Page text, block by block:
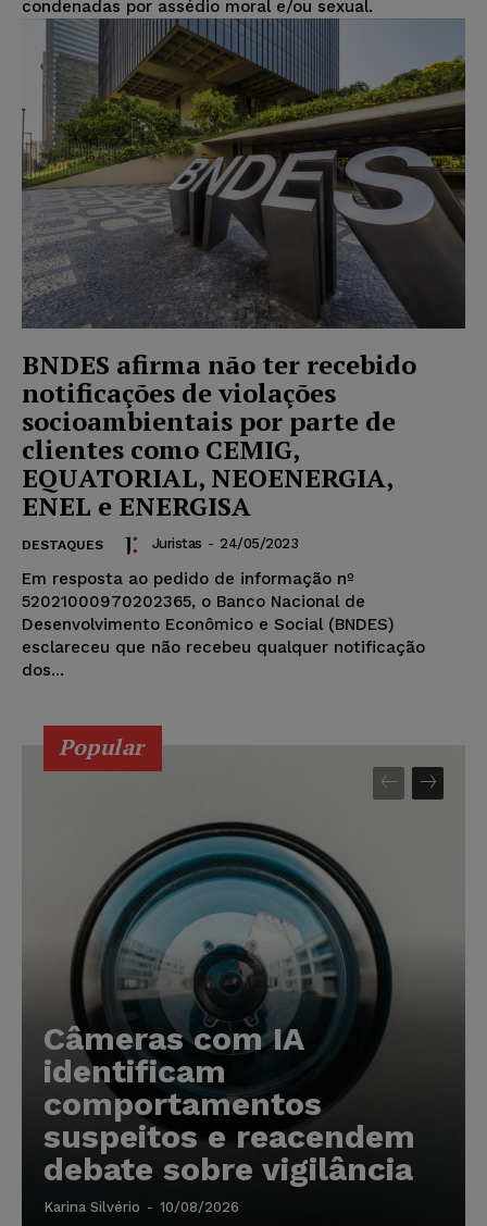
condenadas por assédio moral e/ou sexual.
BNDES afirma não ter recebido
notificações de violações
socioambientais por parte de
clientes como CEMIG,
EQUATORIAL, NEOENERGIA,
ENEL e ENERGISA
DESTAQUES Juristas - 24/05/2023
Em resposta ao pedido de informação nº
52021000970202365, o Banco Nacional de
Desenvolvimento Econômico e Social (BNDES)
esclareceu que não recebeu qualquer notificação
dos...
Popular
Câmeras com IA
identificam
comportamentos
suspeitos e reacendem
debate sobre vigilância
Karina Silvério - 10/08/2026